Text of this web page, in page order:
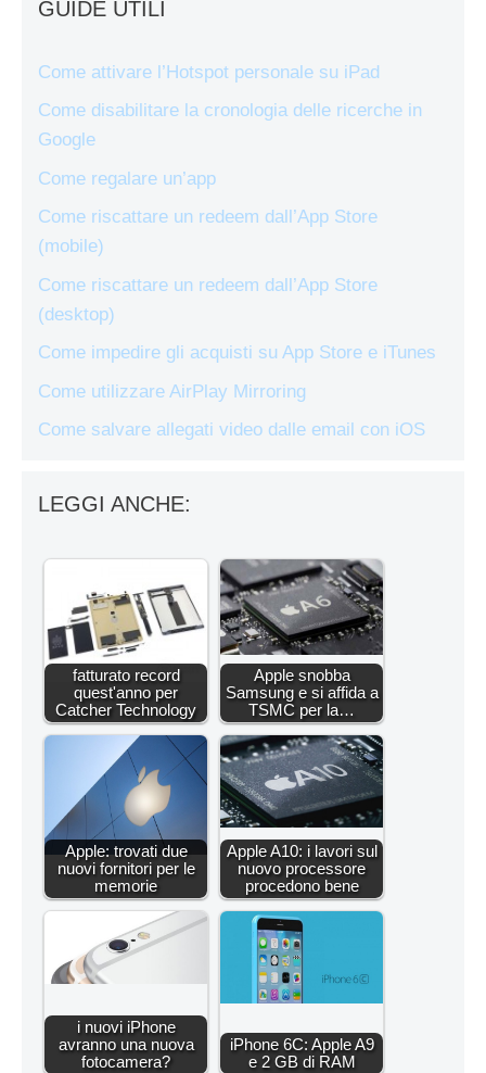
GUIDE UTILI
Come attivare l’Hotspot personale su iPad
Come disabilitare la cronologia delle ricerche in
Google
Come regalare un’app
Come riscattare un redeem dall’App Store
(mobile)
Come riscattare un redeem dall’App Store
(desktop)
Come impedire gli acquisti su App Store e iTunes
Come utilizzare AirPlay Mirroring
Come salvare allegati video dalle email con iOS
LEGGI ANCHE:
fatturato record
quest'anno per
Catcher Technology
Apple snobba
Samsung e si affida a
TSMC per la…
Apple: trovati due
nuovi fornitori per le
memorie
Apple A10: i lavori sul
nuovo processore
procedono bene
i nuovi iPhone
avranno una nuova
fotocamera?
iPhone 6C: Apple A9
e 2 GB di RAM